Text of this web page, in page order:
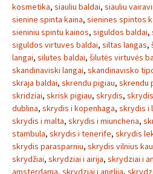
kosmetika, siauliu baldai, siauliu
sienine spinta kaina, sienines spintos
sieniniu spintu kainos, siguldos baldai,
siguldos virtuves baldai, siltas langas,
langai, silutes baldai, šilutės virtuvės
skandinaviski langai, skandinavisko
skraja baldai, skrendu pigiau, skrendu
skridziai, skrisk pigiau, skrydis,
dublina, skrydis i kopenhaga, skrydis i
skrydis i malta, skrydis i miunchena,
stambula, skrydis i tenerife, skrydis
skrydis parasparniu, skrydis vilnius
skrydžiai, skrydziai i airija, skrydziai i
amsterdama, skrydziai i anglija,